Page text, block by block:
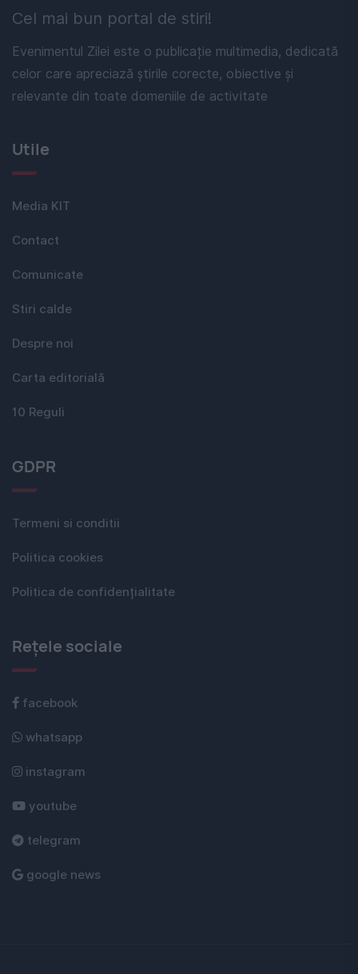
Cel mai bun portal de stiri!
Evenimentul Zilei este o publicație multimedia, dedicată
celor care apreciază știrile corecte, obiective și
relevante din toate domeniile de activitate
Utile
Media KIT
Contact
Comunicate
Stiri calde
Despre noi
Carta editorială
10 Reguli
GDPR
Termeni si conditii
Politica cookies
Politica de confidențialitate
Rețele sociale
facebook
whatsapp
instagram
youtube
telegram
google news